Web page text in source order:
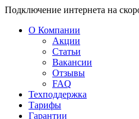
Подключение интернета на
О Компании
Акции
Статьи
Вакансии
Отзывы
FAQ
Техподдержка
Тарифы
Гарантии